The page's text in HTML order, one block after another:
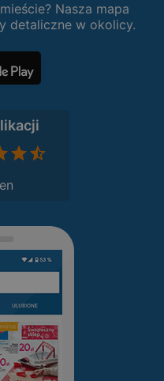
Nasza mapa
detaliczne w okolicy.